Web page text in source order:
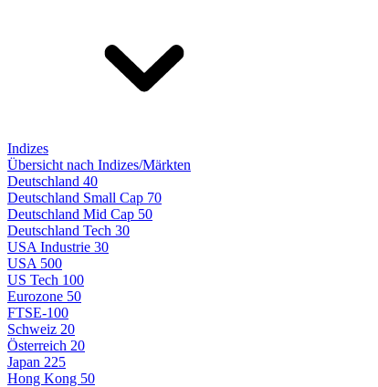
Indizes
Übersicht nach Indizes/Märkten
Deutschland 40
Deutschland Small Cap 70
Deutschland Mid Cap 50
Deutschland Tech 30
USA Industrie 30
USA 500
US Tech 100
Eurozone 50
FTSE-100
Schweiz 20
Österreich 20
Japan 225
Hong Kong 50